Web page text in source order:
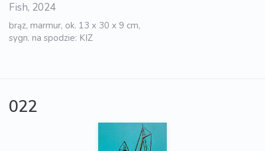
Fish, 2024
brąz, marmur, ok. 13 x 30 x 9 cm,
sygn. na spodzie: KIZ
022